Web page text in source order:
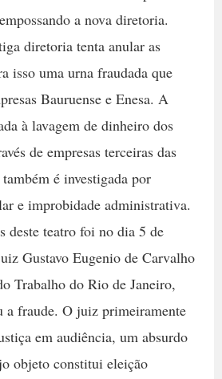
a nova diretoria.
diretoria tenta anular as
isso uma urna fraudada que
Bauruense e Enesa. A
à lavagem de dinheiro dos
de empresas terceiras das
é investigada por
e improbidade administrativa.
deste teatro foi no dia 5 de
Gustavo Eugenio de Carvalho
Trabalho do Rio de Janeiro,
a fraude. O juiz primeiramente
em audiência, um absurdo
objeto constitui eleição